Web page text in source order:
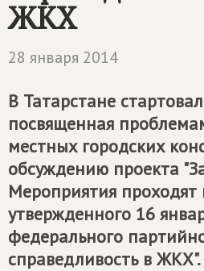
ЖКХ
28 января 2014
В Татарстане
посвященная
местных городских
обсуждению проекта
Мероприятия проходят
утвержденного 16
федерального
справедливость в ЖКХ".